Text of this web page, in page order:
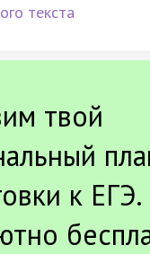
текста
твой
к ЕГЭ.